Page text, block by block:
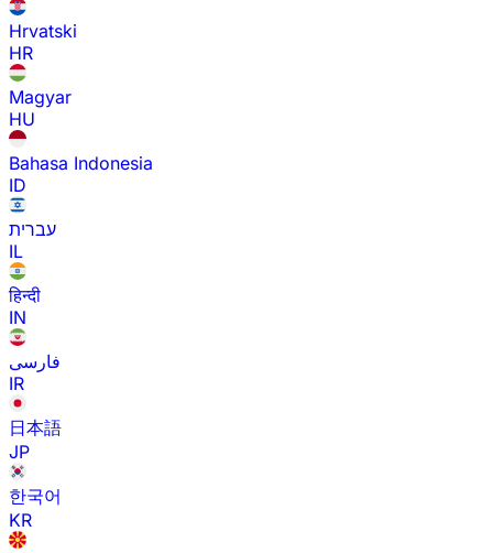
Hrvatski
HR
Magyar
HU
Bahasa Indonesia
ID
עברית
IL
हिन्दी
IN
فارسی
IR
日本語
JP
한국어
KR